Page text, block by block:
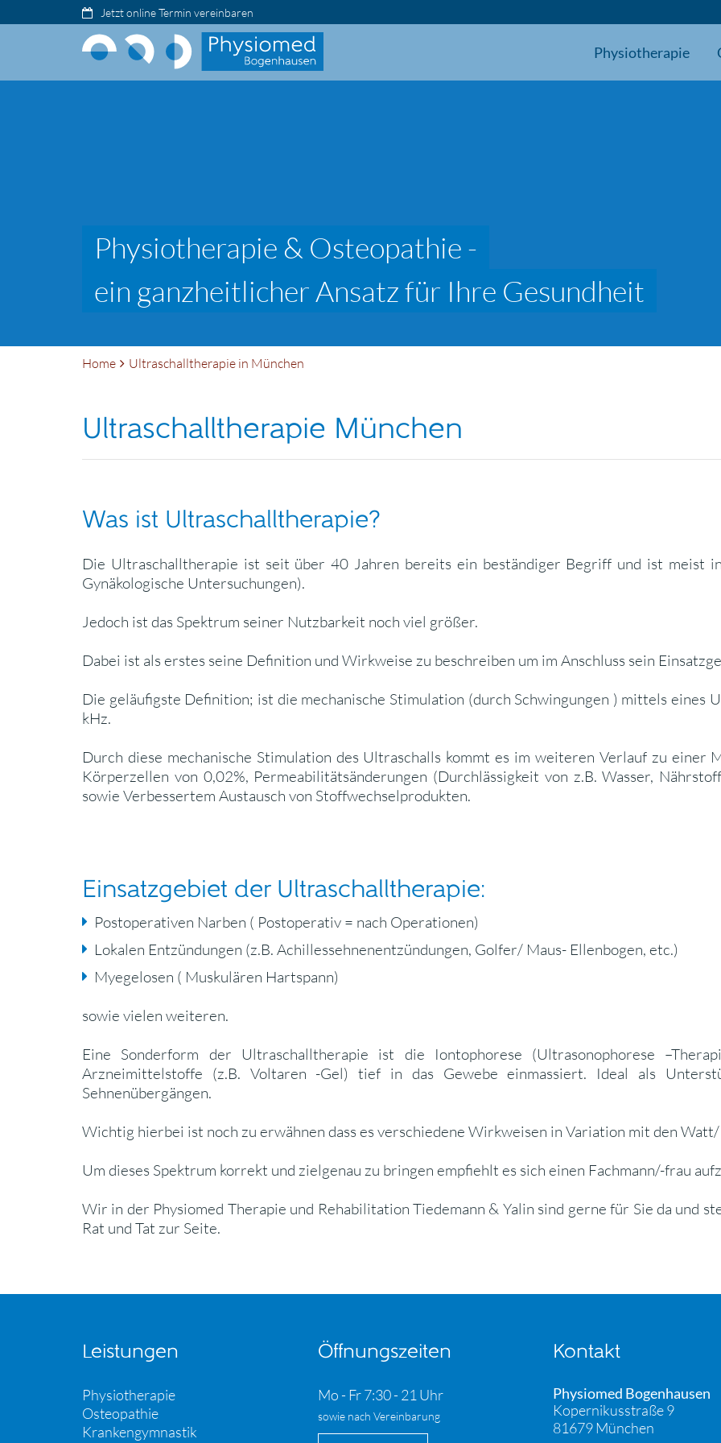
Jetzt online Termin vereinbaren
Physiotherapie
Physiotherapie & Osteopathie -
ein ganzheitlicher Ansatz für Ihre Gesundheit
Home Ultraschalltherapie in München
Ultraschalltherapie München
Was ist Ultraschalltherapie?
Die Ultraschalltherapie ist seit über 40 Jahren bereits ein beständiger Begriff und ist meist in
Gynäkologische Untersuchungen).
Jedoch ist das Spektrum seiner Nutzbarkeit noch viel größer.
Dabei ist als erstes seine Definition und Wirkweise zu beschreiben um im Anschluss sein
Die geläufigste Definition; ist die mechanische Stimulation (durch Schwingungen ) mittels eines
kHz.
Durch diese mechanische Stimulation des Ultraschalls kommt es im weiteren Verlauf zu einer
Körperzellen von 0,02%, Permeabilitätsänderungen (Durchlässigkeit von z.B. Wasser,
sowie Verbessertem Austausch von Stoffwechselprodukten.
Einsatzgebiet der Ultraschalltherapie:
Postoperativen Narben ( Postoperativ = nach Operationen)
Lokalen Entzündungen (z.B. Achillessehnenentzündungen, Golfer/ Maus- Ellenbogen, etc.)
Myegelosen ( Muskulären Hartspann)
sowie vielen weiteren.
Eine Sonderform der Ultraschalltherapie ist die Iontophorese (Ultrasonophorese
Arzneimittelstoffe (z.B. Voltaren -Gel) tief in das Gewebe einmassiert. Ideal als
Sehnenübergängen.
Wichtig hierbei ist noch zu erwähnen dass es verschiedene Wirkweisen in Variation mit den
Um dieses Spektrum korrekt und zielgenau zu bringen empfiehlt es sich einen Fachmann/-frau
Wir in der Physiomed Therapie und Rehabilitation Tiedemann & Yalin sind gerne für Sie da und
Rat und Tat zur Seite.
Leistungen
Physiotherapie
Osteopathie
Krankengymnastik
Öffnungszeiten
Mo - Fr 7:30 - 21 Uhr
sowie nach Vereinbarung
Kontakt
Physiomed Bogenhausen
Kopernikusstraße 9
81679 München